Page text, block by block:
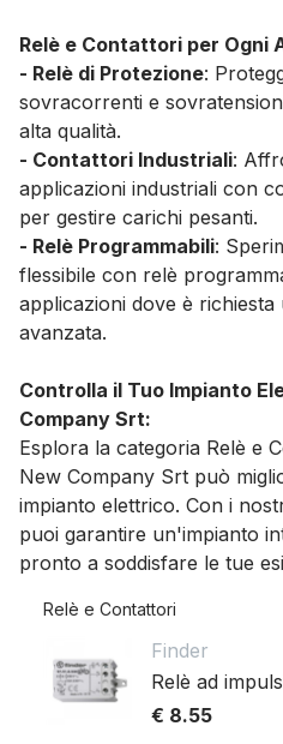
Relè e Contattori per Ogni
- Relè di Protezione:
sovracorrenti e
alta qualità.
- Contattori Industriali:
applicazioni industriali con
per gestire carichi pesanti.
- Relè Programmabili:
flessibile con relè
applicazioni dove è
avanzata.
Controlla il Tuo Impianto
Company Srt:
Esplora la categoria Relè e
New Company Srt può
impianto elettrico. Con i
puoi garantire un'impianto
pronto a soddisfare le tue
Relè e Contattori
Finder
Relè ad
€ 8.55